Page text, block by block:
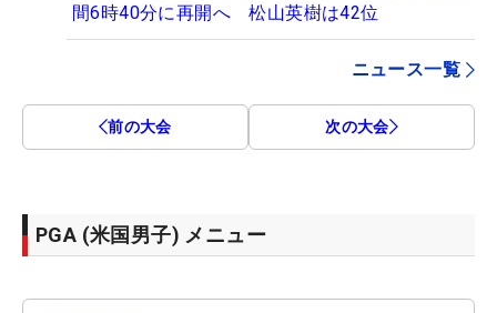
間6時40分に再開へ 松山英樹は42位
ニュース一覧
前の大会 次の大会
PGA (米国男子) メニュー